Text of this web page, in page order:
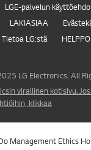
LGE-palvelun
LAKIASIAA
Tietoa LG:stä
LG Electronics. All
virallinen kotisivu.
klikkaa
Management Ethics